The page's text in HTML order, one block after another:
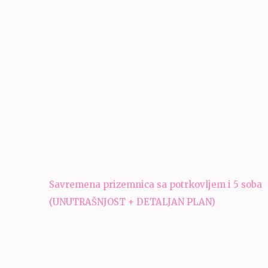
Navigacija
članaka
Savremena prizemnica sa potrkovljem i 5 soba
(UNUTRAŠNJOST + DETALJAN PLAN)